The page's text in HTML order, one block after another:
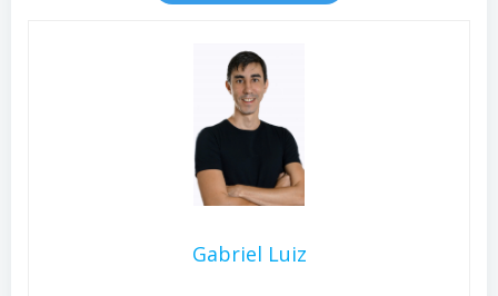
Gabriel Luiz